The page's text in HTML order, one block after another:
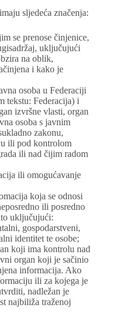
sljedeća značenja:
se prenose činjenice,
uključujući
na oblik,
i kako je
osoba u Federaciji
tekstu: Federacija) i
izvršne vlasti, organ
osoba s javnim
zakonu,
ili pod kontrolom
ili nad čijim radom
ili omogućavanje
koja se odnosi
ili posredno
uključujući:
gospodarstveni,
identitet te osobe;
koji ima kontrolu nad
organ koji je sačinio
informacija. Ako
ili za kojega je
nadležan je
najbiliža traženoj